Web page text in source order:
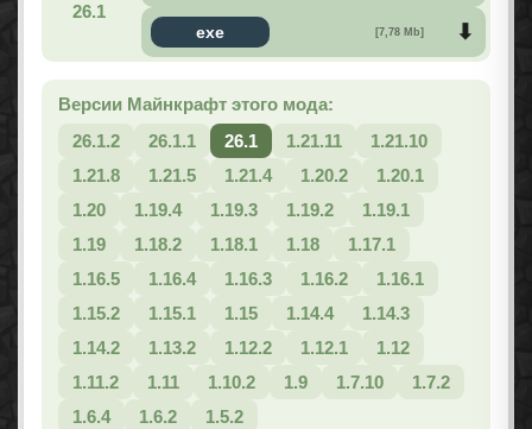
26.1
exe [7,78 Mb]
Версии Майнкрафт этого мода:
26.1.2
26.1.1 26.1 1.21.11
1.21.10
1.21.8
1.21.5 1.21.4 1.20.2
1.20.1
1.20
1.19.4 1.19.3 1.19.2
1.19.1
1.19
1.18.2 1.18.1 1.18
1.17.1
1.16.5
1.16.4 1.16.3 1.16.2
1.16.1
1.15.2
1.15.1 1.15 1.14.4
1.14.3
1.14.2
1.13.2 1.12.2 1.12.1
1.12
1.11.2
1.11 1.10.2 1.9 1.7.10
1.7.2
1.6.4
1.6.2 1.5.2